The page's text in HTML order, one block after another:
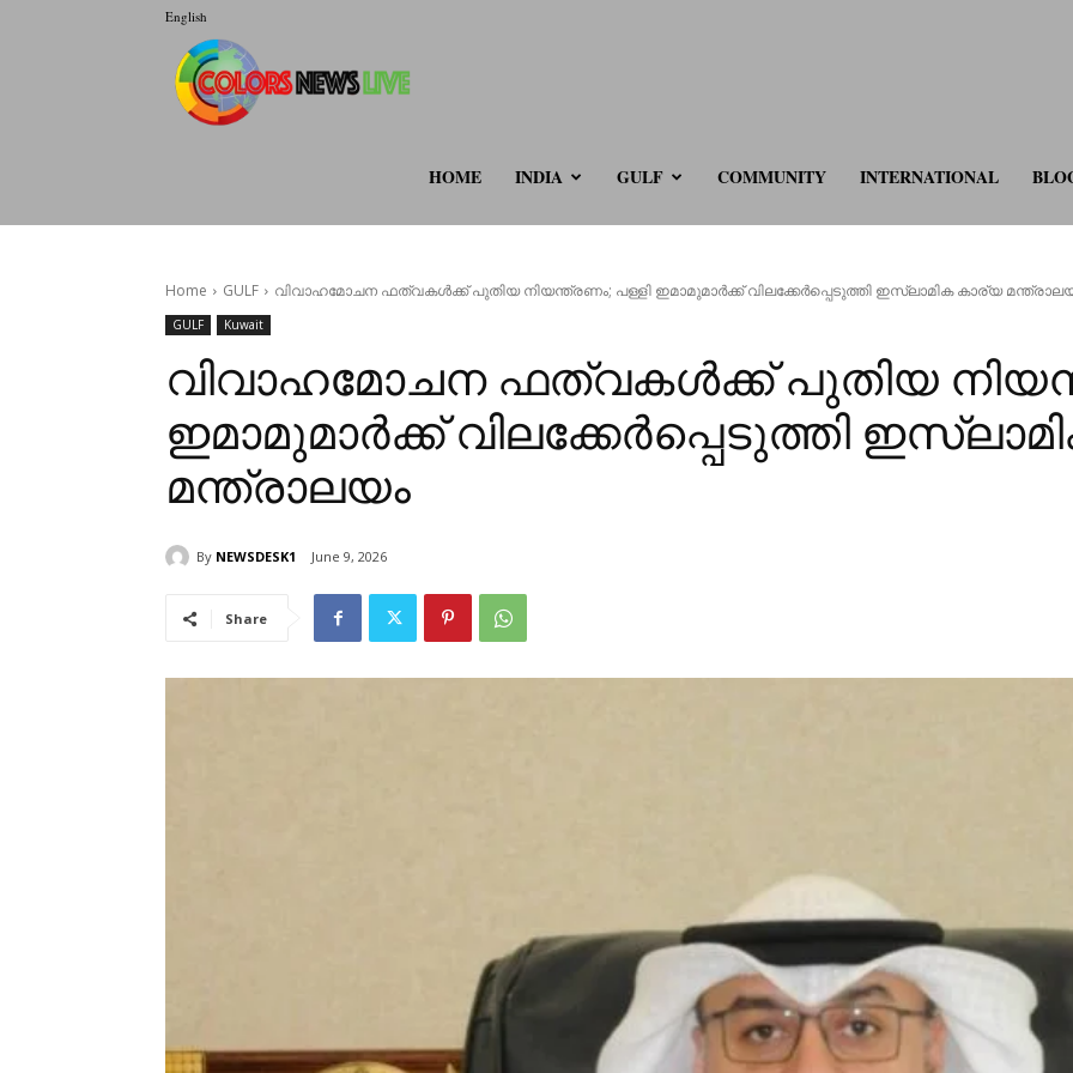
English
HOME INDIA GULF COMMUNITY INTERNATIONAL
Home GULF വിവാഹമോചന ഫത്‌വകൾക്ക് പുതിയ നിയന്ത്രണം; പള്ളി ഇമാമുമാർക്ക് വിലക്കേർപ്പെടുത്തി ഇസ്‌ലാമിക കാര്യ
GULF Kuwait
വിവാഹമോചന ഫത്‌വകൾക്ക് പുതിയ
ഇമാമുമാർക്ക് വിലക്കേർപ്പെടുത്തി
മന്ത്രാലയം
By NEWSDESK1 June 9, 2026
Share